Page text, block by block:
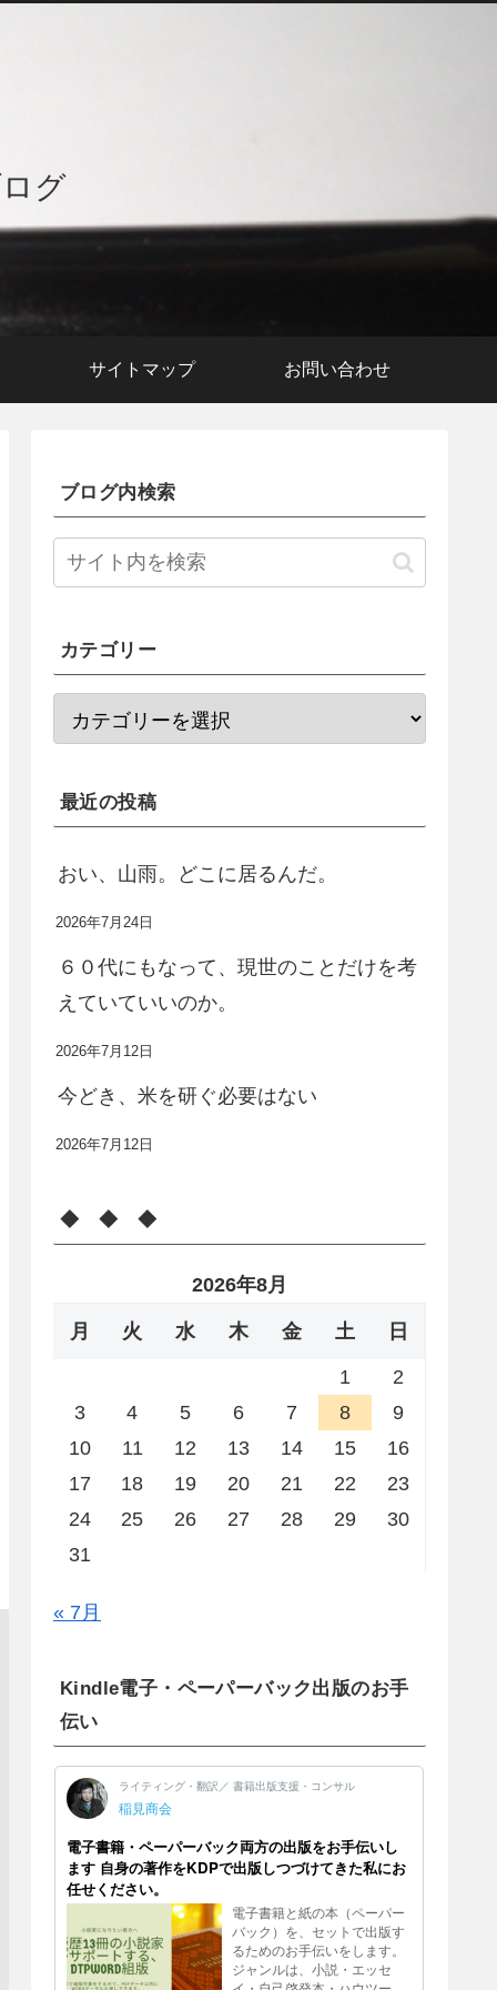
グ
サイトマップ お問い合わせ
ブログ内検索
カテゴリー
最近の投稿
おい、山雨。どこに居るんだ。
2026年7月24日
６０代にもなって、現世のことだけを考
えていていいのか。
2026年7月12日
今どき、米を研ぐ必要はない
2026年7月12日
◆ ◆ ◆
2026年8月
月 火 水 木 金 土 日
1
2
3
4 5 6 7 8
9
10
11 12 13 14 15
16
17
18 19 20 21 22
23
24
25 26 27 28 29
30
31
« 7月
Kindle電子・ペーパーバック出版のお手
伝い